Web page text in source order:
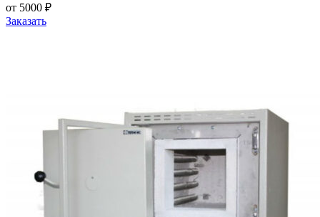
от 5000 ₽
Заказать